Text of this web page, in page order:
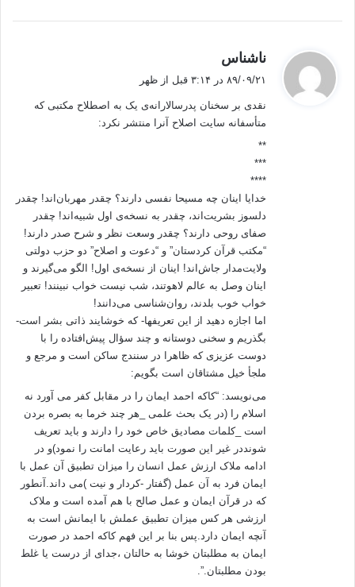
همین دلیل او «مرگ مولف» را مطرح می کند.
اما رویکرد سوم گادامری است که ما را عقیده بر آن است که توان جوابگویی به
چرایی اختلافات را دارد.
گادامر در جواب این سوال که چگونه می توانیم در زمینه و موقعیت خود چیزی را
بفهمیم که در موقعیت و زمینه ی کاملا متفاوتی نوشته شده است. بحث آمیختگی
متن را نوشته یک افق و جهان نگری خاص خود را
داشته است که این جهان
نگری محصول شرایط سیاسی_اجتماعی_فرهنگی و اقتصادی حاکم بر زندگی و
شرایط تاریخی زمان مولف است. حال بعد از مدتی وقتی یک متن را از یک
مولفی می خوانیم بنا بر شرایط حاکم بر زمانه ی خود افق جدیدی مطرح می
شود. در واقع در اینجا خواننده یا مفسر مفاهیم و برداشتهای خود را در تفسیر
وارد می کند. و جالب اینجاست که این صورت بندی زبانی به حدی ذهن مفسر و
را اشغال کرده
که او هرگز آن «ابژه آگاهی» را که در ذهنش خطور
کرده در نمی یابد ( همان).
در واقع از نظر گادامر معنا چیزی است که هر شخص با خواندن آن را ایجاد می
کند. او همچنین تاکید می کند که متن و خواننده
همواره در موقعیتی تاریخی و
اجتماعی با یکدیگر مواجه می شوند و موقعیت مند بودن این مواجه همیشه در
تعامل بین خواننده و متن تاثیر می گذارد. به همین دلیل او بر این باور است که
هر متنی همواره با پیش پنداشت یا پیش داوری قرائت می شود. به سخن دیگر
متن هنگام قرائت شدن کیفیتی اصیل
و دست نخورده ندارد، بلکه آگاهی
خواننده – یا زمینه ی قرائت- در معنای استنباط شده از یک متن تاثیر گذار است،
گادامر این پیشداوری را جزو شروط ضروری ادراک متن تلقی میکند. البته این
مسئله به این معنی نیست که خواننده می تواند هر معنایی را بر متن تحمیل کند.
چرا که اینجا ما با عینیتی به نام متن مواجه هستیم که با اندیشه های پیش
پنداشته ی ما یک رابطه دیالکتیکی
برقرار می کند تا متن فهمیده شود. لذا فهم
متن همواره فرایندی است که طی آن عینیت متن با اندیشه های پیش پنداشته
ی خواننده رویارو می شود ، در واقع در تعامل خواننده با متن معنا تولید می
ناشناس
:
۸۹/۰۹/۲۱ در ۳:۱۴ قبل از ظهر
نقدی بر سخنان پدرسالارانه‌ی یک به‌ اصطلاح مکتبی که‌
متأسفانه‌ سایت اصلاح آنرا منتشر نکرد:
**
***
****
خدایا اینان چه‌ مسیحا نفسی دارند؟ چقدر مهربان‌اند! چقدر
دلسوز بشریت‌اند، چقدر به‌ نسخه‌ی اول شبیه‌اند! چقدر
صفای روحی دارند؟ چقدر وسعت نظر و شرح صدر دارند!
“مکتب قرآن کردستان” و “دعوت و اصلاح” دو حزب دولتی
ولایت‌مدار جاش‌اند! اینان از نسخه‌ی اول! الگو می‌گیرند و
اینان وصل به‌ عالم لاهوتند، شب نیست خواب نبینند! تعبیر
خواب خوب بلدند، روان‌شناسی می‌دانند!
اما اجازه‌ دهید از این تعریفها- که‌ خوشایند ذاتی بشر است-
بگذریم و سخنی دوستانه‌ و چند سؤال پیش‌افتاده‌ را با
دوست عزیزی که‌ ظاهرا در سنندج ساکن است و مرجع و
ملجأ خیل مشتاقان است بگویم:
می‌نویسد: “کاکه احمد ایمان را در مقابل کفر می آورد نه
اسلام را (در یک بحث علمی _هر چند خرما به بصره بردن
است _کلمات مصادیق خاص خود را دارند و باید تعریف
شونددر غیر این صورت باید رعایت امانت را نمود)و در
ادامه ملاک ارزش عمل انسان را میزان تطبیق آن عمل با
ایمان فرد به آن عمل (گفتار -کردار و نیت )می داند.آنطور
که در قرآن ایمان و عمل صالح با هم آمده است و ملاک
ارزشی هر کس میزان تطبیق عملش با ایمانش است به
آنچه ایمان دارد.پس بنا بر این فهم کاکه احمد در صورت
ایمان به مطلبتان خوشا به حالتان ،جدای از درست یا غلط
بودن مطلبتان.”.